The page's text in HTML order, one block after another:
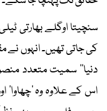
سنچیتا اوگلے بھارتی
کی جاتی تھیں۔ انہوں نے
دنیا‘‘ سمیت متعدد